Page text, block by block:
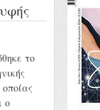
το
ο